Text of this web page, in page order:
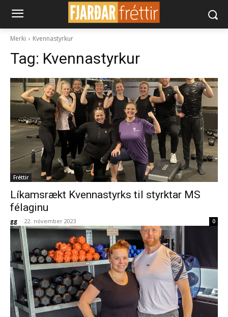
Merki Kvennastyrkur
Tag: Kvennastyrkur
Fréttir
Líkamsrækt Kvennastyrks til styrktar MS
félaginu
gg - 22. nóvember 2023 0